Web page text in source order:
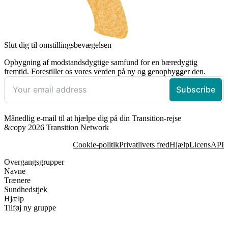
Slut dig til omstillingsbevægelsen
Opbygning af modstandsdygtige samfund for en bæredygtig
fremtid. Forestiller os vores verden på ny og genopbygger den.
Månedlig e-mail til at hjælpe dig på din Transition-rejse
&copy 2026 Transition Network
Cookie-politikPrivatlivets fredHjælpLicensAPI
Overgangsgrupper
Navne
Trænere
Sundhedstjek
Hjælp
Tilføj ny gruppe